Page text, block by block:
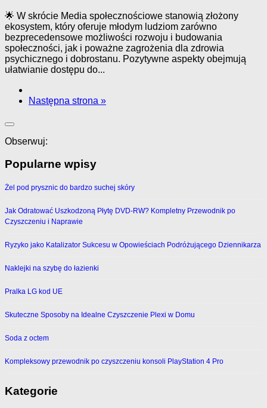
🌟 W skrócie Media społecznościowe stanowią złożony
ekosystem, który oferuje młodym ludziom zarówno
bezprecedensowe możliwości rozwoju i budowania
społeczności, jak i poważne zagrożenia dla zdrowia
psychicznego i dobrostanu. Pozytywne aspekty obejmują
ułatwianie dostępu do...
Następna strona »
Obserwuj:
Popularne wpisy
Żel pod prysznic do bardzo suchej skóry
Jak Odratować Uszkodzoną Płytę DVD-RW? Kompletny Przewodnik po
Czyszczeniu i Naprawie
Ryzyko jako Katalizator Sukcesu w Opowieściach Podróżującego Dziennikarza
Naklejki na szybę do łazienki
Pralka LG kod UE
Skuteczne Sposoby na Idealne Czyszczenie Plexi w Domu
Soda z octem
Kompleksowy przewodnik po czyszczeniu konsoli PlayStation 4 Pro
Kategorie